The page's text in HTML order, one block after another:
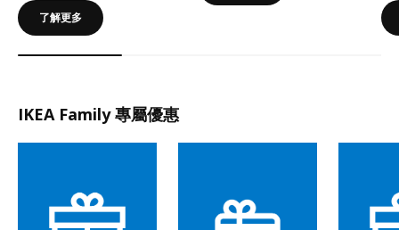
了解更多
IKEA Family 專屬優惠